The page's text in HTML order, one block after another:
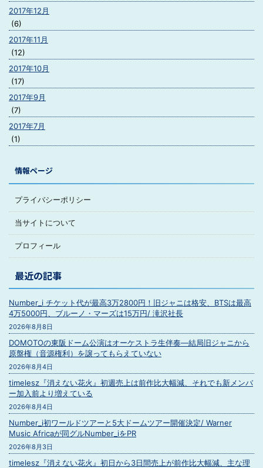
2017年12月
(6)
2017年11月
(12)
2017年10月
(17)
2017年9月
(7)
2017年7月
(1)
情報ページ
プライバシーポリシー
当サイトについて
プロフィール
最近の記事
Number_i チケット代が最高3万2800円！旧ジャニは格安、BTSは最高
4万5000円、ブルーノ・マーズは15万円/ 滝沢社長
2026年8月8日
DOMOTOの東阪ドーム公演はオーケストラ生伴奏―結局旧ジャニから
原盤権（音源権利）を譲ってもらえていない
2026年8月4日
timelesz『消えない花火』初週売上は前作比大幅減、それでも新メンバ
ー加入前より増えている
2026年8月4日
Number_i初ワールドツアーと5大ドームツアー開催決定/ Warner
Music Africaが同グルNumber_iをPR
2026年8月3日
timelesz『消えない花火』初日から3日間売上が前作比大幅減、主な理